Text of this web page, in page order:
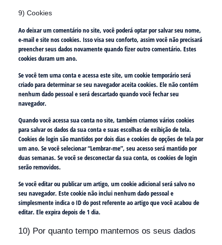
9) Cookies
Ao deixar um comentário no site, você poderá optar por salvar seu nome,
e-mail e site nos cookies. Isso visa seu conforto, assim você não precisará
preencher seus dados novamente quando fizer outro comentário. Estes
cookies duram um ano.
Se você tem uma conta e acessa este site, um cookie temporário será
criado para determinar se seu navegador aceita cookies. Ele não contém
nenhum dado pessoal e será descartado quando você fechar seu
navegador.
Quando você acessa sua conta no site, também criamos vários cookies
para salvar os dados da sua conta e suas escolhas de exibição de tela.
Cookies de login são mantidos por dois dias e cookies de opções de tela por
um ano. Se você selecionar “Lembrar-me”, seu acesso será mantido por
duas semanas. Se você se desconectar da sua conta, os cookies de login
serão removidos.
Se você editar ou publicar um artigo, um cookie adicional será salvo no
seu navegador. Este cookie não inclui nenhum dado pessoal e
simplesmente indica o ID do post referente ao artigo que você acabou de
editar. Ele expira depois de 1 dia.
10) Por quanto tempo mantemos os seus dados